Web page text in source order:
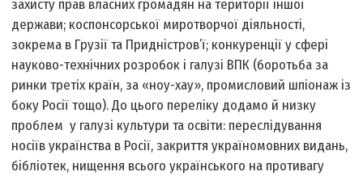
захисту прав власних громадян на території іншої
держави; коспонсорської миротворчої діяльності,
зокрема в Грузії та Придністров’ї; конкуренції у сфері
науково-технічних розробок і галузі ВПК (боротьба за
ринки третіх країн, за «ноу-хау», промисловий шпіонаж із
боку Росії тощо). До цього переліку додамо й низку
проблем у галузі культури та освіти: переслідування
носіїв українства в Росії, закриття україномовних видань,
бібліотек, нищення всього українського на противагу